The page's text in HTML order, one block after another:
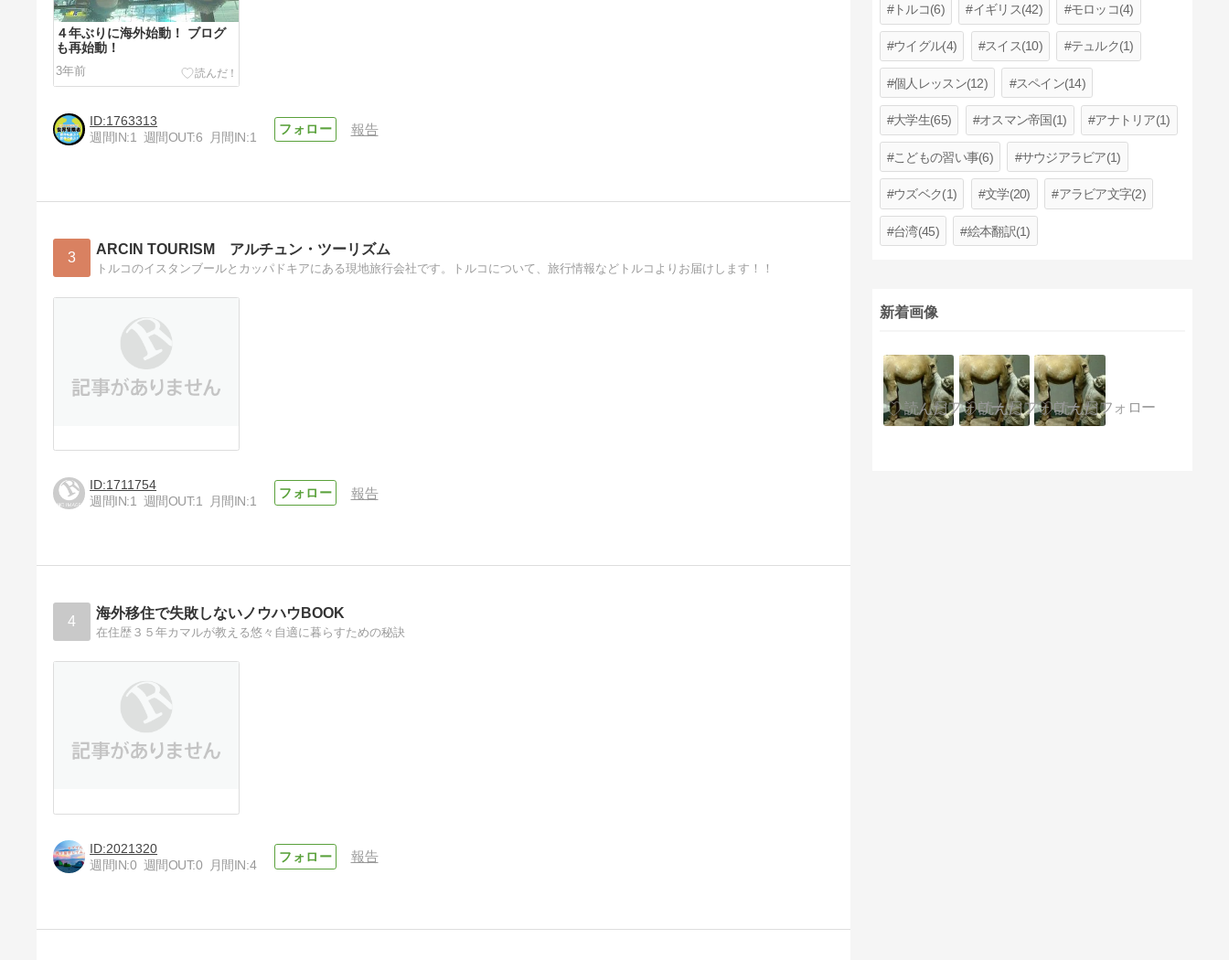
４年ぶりに海外始動！ ブログ
も再始動！
3年前
1763313
週間IN:1 週間OUT:6 月間IN:1
報告
3 ARCIN TOURISM アルチュン・ツーリズム
トルコのイスタンブールとカッパドキアにある現地旅行会社です。トルコについて、旅行情報などトルコよりお届けします！！
1711754
週間IN:1 週間OUT:1 月間IN:1
報告
4 海外移住で失敗しないノウハウBOOK
在住歴３５年カマルが教える悠々自適に暮らすための秘訣
2021320
週間IN:0 週間OUT:0 月間IN:4
報告
トルコ(6) イギリス(42) モロッコ(4)
ウイグル(4) スイス(10) テュルク(1)
個人レッスン(12) スペイン(14)
大学生(65) オスマン帝国(1) アナトリア(1)
こどもの習い事(6) サウジアラビア(1)
ウズベク(1) 文学(20) アラビア文字(2)
台湾(45) 絵本翻訳(1)
新着画像